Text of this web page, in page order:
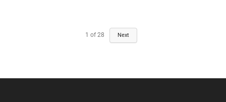
1 of 28 Next